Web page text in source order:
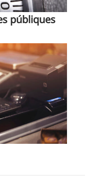
públiques